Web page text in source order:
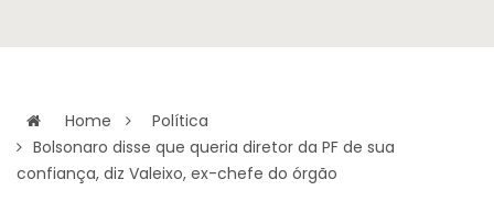
Home
Política
Bolsonaro disse que queria diretor da PF de sua
confiança, diz Valeixo, ex-chefe do órgão